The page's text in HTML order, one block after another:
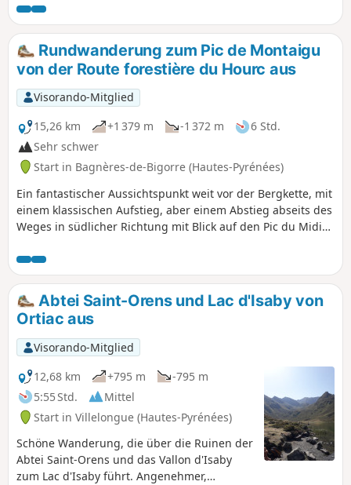
Mulde, der Quelle des Baches Moules. Der Pass
wird vom gleichnamigen Soum und dem Mail des
Portes überragt, dem Beginn des wunderschönen
Kamms Les Pernes in Richtung Soum du Montné,
dem Tor zum Massiv von Saint-Pé-de-Bigorre und
zum Wald von Très-Crouts.
Rundwanderung zum Pic de Montaigu
von der Route forestière du Hourc aus
Visorando-Mitglied
15,26 km
+1 379 m -1 372 m
6 Std.
Sehr schwer
Start in Bagnères-de-Bigorre (Hautes-Pyrénées)
Ein fantastischer Aussichtspunkt weit vor der Bergkette, mit
einem klassischen Aufstieg, aber einem Abstieg abseits des
Weges in südlicher Richtung mit Blick auf den Pic du Midi
nützlich sein. Der Abschnitt nach (4) ist ergehenen
Wanderern vorbehalten.
Abtei Saint-Orens und Lac d'Isaby von
Ortiac aus
Visorando-Mitglied
12,68 km
+795 m
-795 m
5:55 Std.
Mittel
Start in Villelongue (Hautes-Pyrénées)
Schöne Wanderung, die über die Ruinen der
Abtei Saint-Orens und das Vallon d'Isaby
zum Lac d'Isaby führt. Angenehmer,